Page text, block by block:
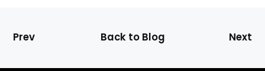
Prev Back to Blog Next